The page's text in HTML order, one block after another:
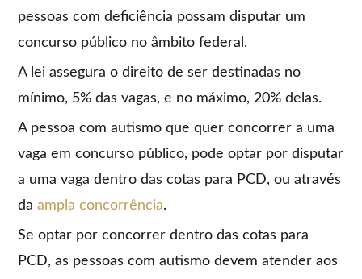
pessoas com deficiência possam disputar um
concurso público no âmbito federal.
A lei assegura o direito de ser destinadas no
mínimo, 5% das vagas, e no máximo, 20% delas.
A pessoa com autismo que quer concorrer a uma
vaga em concurso público, pode optar por disputar
a uma vaga dentro das cotas para PCD, ou através
daampla concorrência.
Se optar por concorrer dentro das cotas para
PCD, as pessoas com autismo devem atender aos